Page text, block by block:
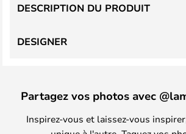
DESCRIPTION DU PRODUIT
DESIGNER
Partagez vos photos avec
Inspirez-vous et laissez-vous